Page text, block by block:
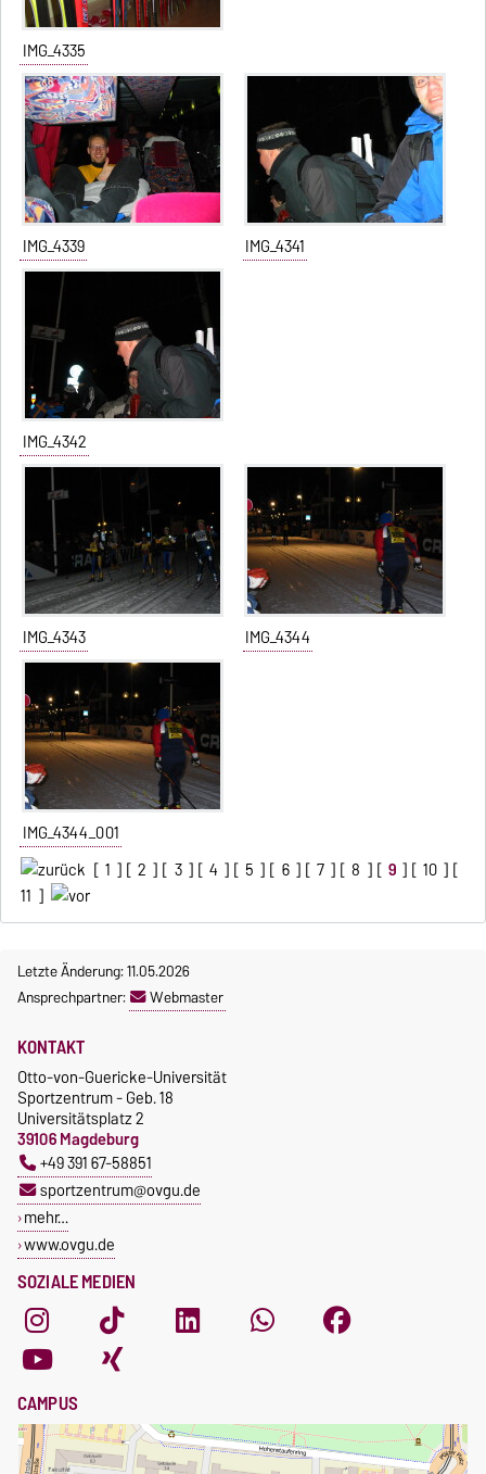
IMG_4335
IMG_4339 IMG_4341
IMG_4342
IMG_4343 IMG_4344
IMG_4344_001
[ 1 ] [ 2 ] [ 3 ] [ 4 ] [ 5 ] [ 6 ] [ 7 ] [ 8 ] [ 9 ] [ 10 ] [
11 ]
Letzte Änderung: 11.05.2026
Ansprechpartner:
Webmaster
SOZIALE MEDIEN
KONTAKT
Otto-von-Guericke-Universität
Sportzentrum - Geb. 18
Universitätsplatz 2
39106 Magdeburg
+49 391 67-58851
sportzentrum@ovgu.de
mehr…
www.ovgu.de
CAMPUS